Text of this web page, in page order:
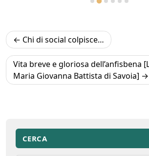
Navigazione
articoli
Chi di social colpisce…
Vita breve e gloriosa dell’anfisbena
Maria Giovanna Battista di Savoia]
CERCA